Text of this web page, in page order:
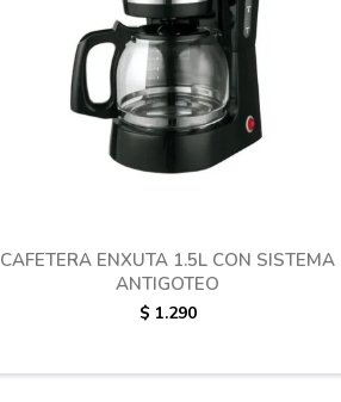
CAFETERA ENXUTA 1.5L CON SISTEMA
ANTIGOTEO
$ 1.290